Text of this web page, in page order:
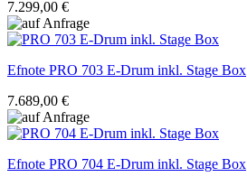
7.299,00 €
Efnote PRO 703 E-Drum inkl. Stage Box
7.689,00 €
Efnote PRO 704 E-Drum inkl. Stage Box